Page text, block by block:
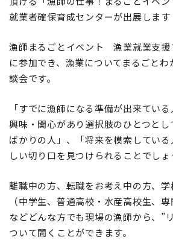
就業者確保育成センターが出展します
漁師まるごとイベント 漁業就業支援
に参加でき、漁業についてまるごと
談会です。
「すでに漁師になる準備が出来てい
興味・関心があり選択肢のひとつと
ばかりの人」、「将来を模索してい
しい切り口を見つけられることでしょ
離職中の方、転職をお考え中の方、
（中学生、普通高校・水産高校生、専
などどんな方でも現場の漁師から、”
ついて聞くことができます。